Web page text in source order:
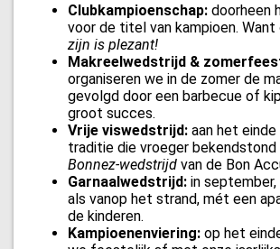
Clubkampioenschap: doorheen
voor de titel van kampioen.
zijn is plezant!
Makreelwedstrijd &
organiseren we in de zomer de
gevolgd door een barbecue of
groot succes.
Vrije viswedstrijd: aan het einde
traditie die vroeger bekendstond
Bonnez-wedstrijd van de Bon
Garnaalwedstrijd: in
als vanop het strand, mét een
de kinderen.
Kampioenenviering: op het